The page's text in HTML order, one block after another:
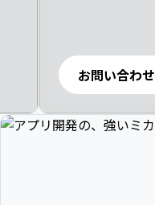
お問い合わせ